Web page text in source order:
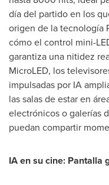
día del partido en los
origen de la tecnología
cómo el control mini-
garantiza una nitidez
MicroLED, los
impulsadas por IA
las salas de estar en
electrónicos o galerías
puedan compartir
IA en su cine: Pantalla